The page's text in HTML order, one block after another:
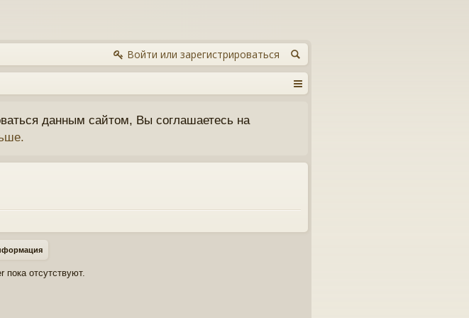
Войти или зарегистрироваться
данным сайтом, Вы соглашаетесь на
отсутствуют.